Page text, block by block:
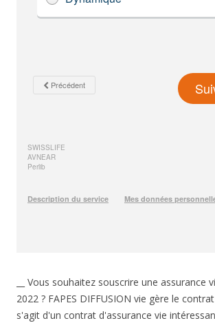
__ Vous souhaitez souscrire une assurance
2022 ? FAPES DIFFUSION vie gère le
s'agit d'un contrat d'assurance vie